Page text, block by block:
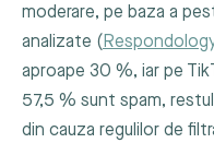
moderare, pe baza a
analizate (
aproape 30 %, iar pe
57,5 % sunt spam,
din cauza regulilor de